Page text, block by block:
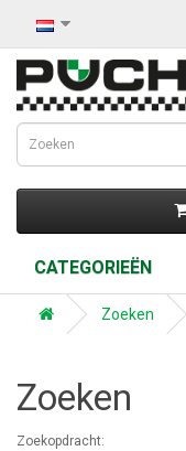
CATEGORIEËN
Zoeken
Zoeken
Zoekopdracht: